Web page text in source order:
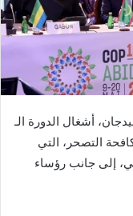
أشغال الدورة الـ
التصحر، التي
إلى جانب رؤساء